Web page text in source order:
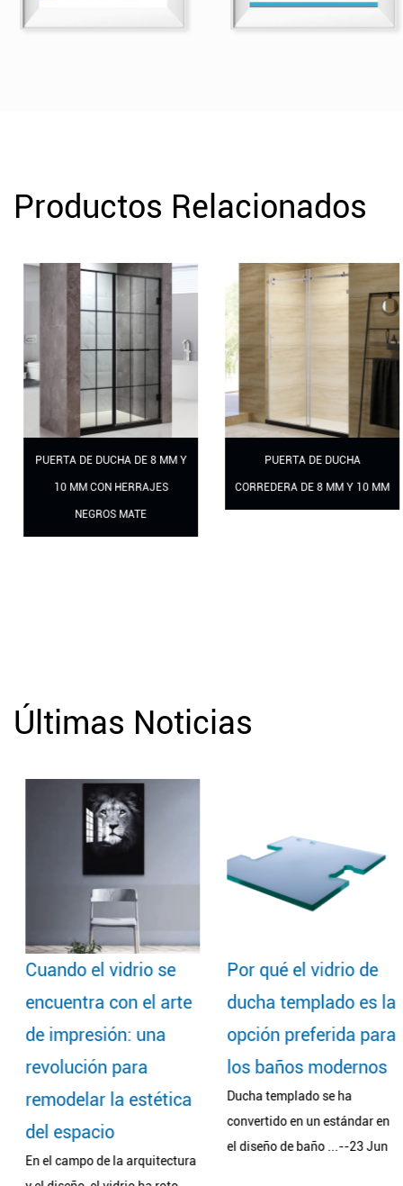
Productos Relacionados
PUERTA DE DUCHA DE 8 MM Y
10 MM CON HERRAJES
NEGROS MATE
PUERTA DE DUCHA
CORREDERA DE 8 MM Y 10 MM
Últimas Noticias
Cuando el vidrio se
encuentra con el arte
de impresión: una
revolución para
remodelar la estética
del espacio
En el campo de la arquitectura
Por qué el vidrio de
ducha templado es la
opción preferida para
los baños modernos
Ducha templado se ha
convertido en un estándar en
el diseño de baño ...--23 Jun